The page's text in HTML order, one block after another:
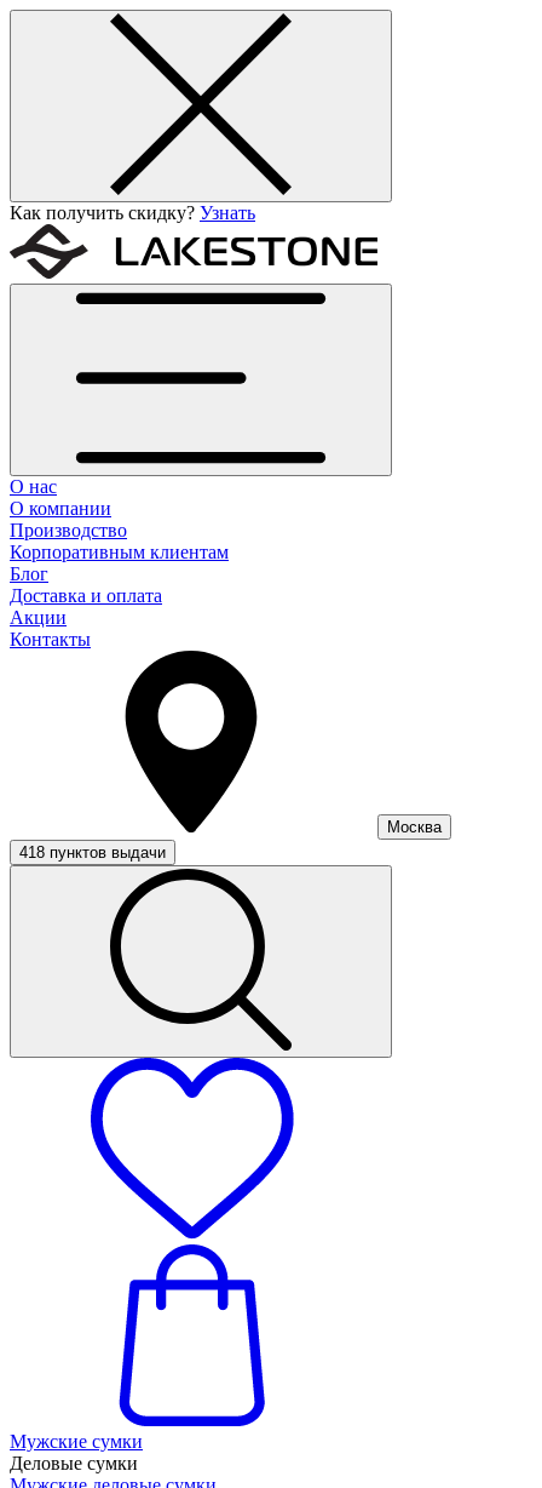
Как получить скидку? Узнать
О нас
О компании
Производство
Корпоративным клиентам
Блог
Доставка и оплата
Акции
Контакты
Москва
418 пунктов выдачи
Мужские сумки
Деловые сумки